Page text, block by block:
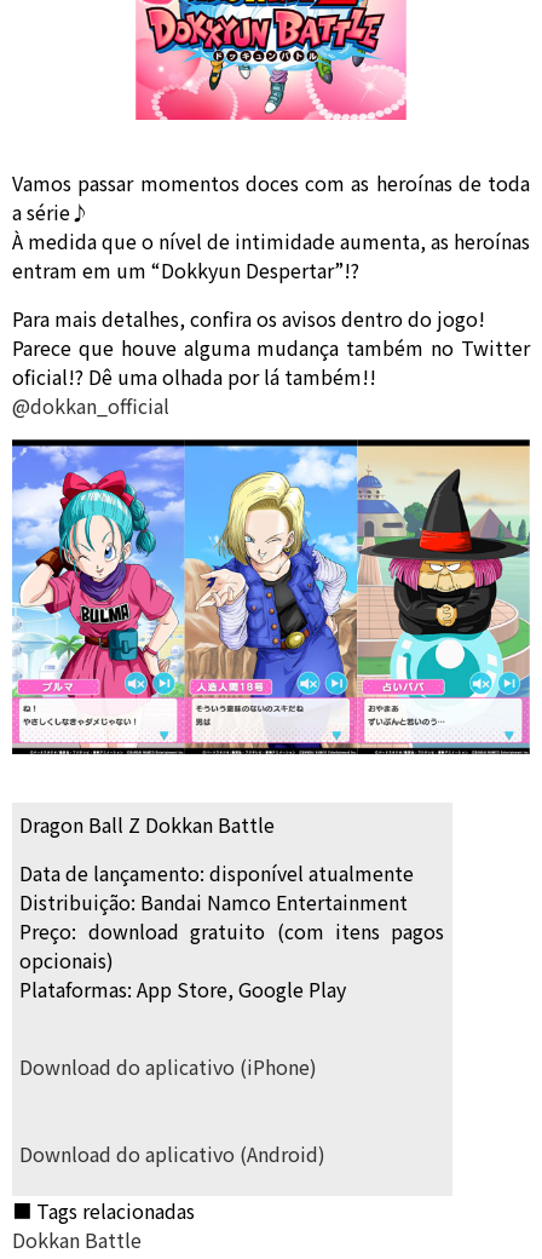
Vamos passar momentos doces com as heroínas de toda
a série♪
À medida que o nível de intimidade aumenta, as heroínas
entram em um “Dokkyun Despertar”!?
Para mais detalhes, confira os avisos dentro do jogo!
Parece que houve alguma mudança também no Twitter
oficial!? Dê uma olhada por lá também!!
@dokkan_official
Dragon Ball Z Dokkan Battle
Data de lançamento: disponível atualmente
Distribuição: Bandai Namco Entertainment
Preço: download gratuito (com itens pagos
opcionais)
Plataformas: App Store, Google Play
Download do aplicativo (iPhone)
Download do aplicativo (Android)
■ Tags relacionadas
Dokkan Battle